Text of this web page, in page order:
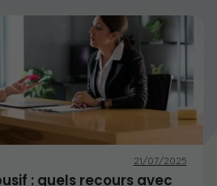
21/07/2025
: quels recours avec